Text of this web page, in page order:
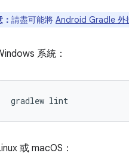
請盡可能將 Android Gradle 外
系統：
或 macOS：